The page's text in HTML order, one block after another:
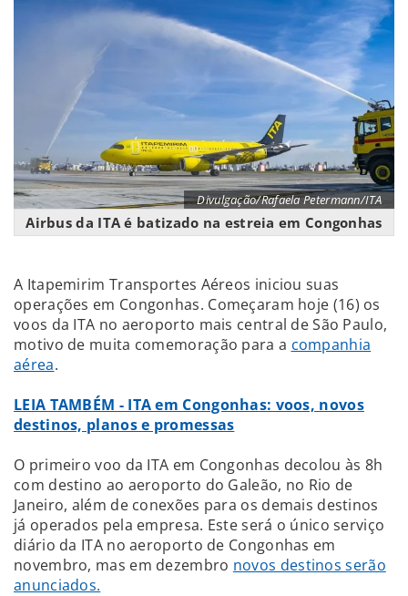
Divulgação/Rafaela Petermann/ITA
Airbus da ITA é batizado na estreia em Congonhas
A Itapemirim Transportes Aéreos iniciou suas
operações em Congonhas. Começaram hoje (16) os
voos da ITA no aeroporto mais central de São Paulo,
motivo de muita comemoração para a companhia
aérea.
LEIA TAMBÉM - ITA em Congonhas: voos, novos
destinos, planos e promessas
O primeiro voo da ITA em Congonhas decolou às 8h
com destino ao aeroporto do Galeão, no Rio de
Janeiro, além de conexões para os demais destinos
já operados pela empresa. Este será o único serviço
diário da ITA no aeroporto de Congonhas em
novembro, mas em dezembro novos destinos serão
anunciados.